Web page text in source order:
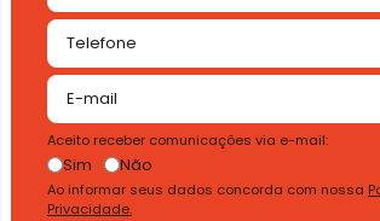
Aceito receber comunicações via e-mail:
Sim Não
Ao informar seus dados concorda com nossa
Privacidade.